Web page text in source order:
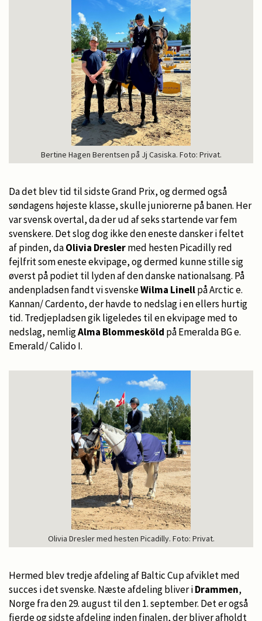
Bertine Hagen Berentsen på Jj Casiska. Foto: Privat.
Da det blev tid til sidste Grand Prix, og dermed også
søndagens højeste klasse, skulle juniorerne på banen. Her
var svensk overtal, da der ud af seks startende var fem
svenskere. Det slog dog ikke den eneste dansker i feltet
af pinden, daOlivia Dreslermed hesten Picadilly red
fejlfrit som eneste ekvipage, og dermed kunne stille sig
øverst på podiet til lyden af den danske nationalsang. På
andenpladsen fandt vi svenskeWilma Linellpå Arctic e.
Kannan/ Cardento, der havde to nedslag i en ellers hurtig
tid. Tredjepladsen gik ligeledes til en ekvipage med to
nedslag, nemligAlma Blommesköld på Emeralda BG e.
Emerald/ Calido I.
Olivia Dresler med hesten Picadilly. Foto: Privat.
Hermed blev tredje afdeling af Baltic Cup afviklet med
succes i det svenske. Næste afdeling bliver iDrammen,
Norge fra den 29. august til den 1. september. Det er også
fjerde og sidste afdeling inden finalen, der bliver afholdt